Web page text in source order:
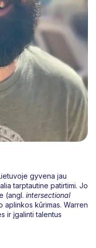
gyvena jau
tarptautine patirtimi. Jo
(angl. intersectional
aplinkos kūrimas. Warren
ir įgalinti talentus